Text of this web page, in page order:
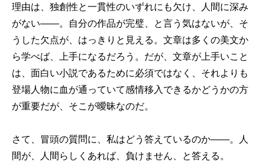
理由は、独創性と一貫性のいずれにも欠け、人間に深み
がない——。自分の作品が完璧、と言う気はないが、そ
うした欠点が、はっきりと見える。文章は多くの美文か
ら学べば、上手になるだろう。だが、文章が上手いこと
は、面白い小説であるために必須ではなく、それよりも
登場人物に血が通っていて感情移入できるかどうかの方
が重要だが、そこが曖昧なのだ。
さて、冒頭の質問に、私はどう答えているのか——。人
間が、人間らしくあれば、負けません、と答える。